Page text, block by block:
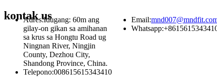
kontakus
Adres:Idugang: 60m ang
gilay-on gikan sa amihanan
sa krus sa Hongtu Road ug
Ningnan River, Ningjin
County, Dezhou City,
Shandong Province, China.
Telepono:008615615343410
Email:
Whatsapp: